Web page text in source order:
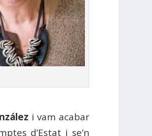
i vam acabar
d’Estat i se’n